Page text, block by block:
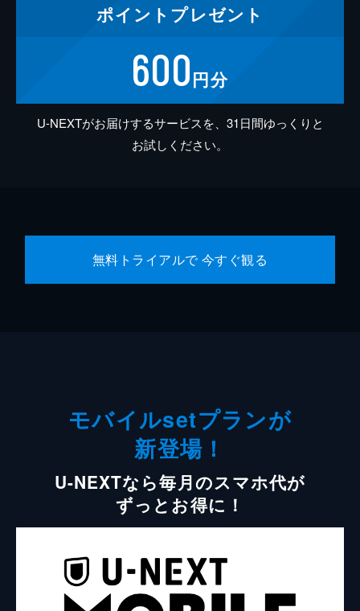
ポイント プレゼント
600円分
U-NEXTがお届けするサービスを、31日間ゆっくりと
お試しください。
無料トライアルで 今すぐ観る
モバイルsetプランが
新登場！
U-NEXTなら毎月のスマホ代が
ずっとお得に！